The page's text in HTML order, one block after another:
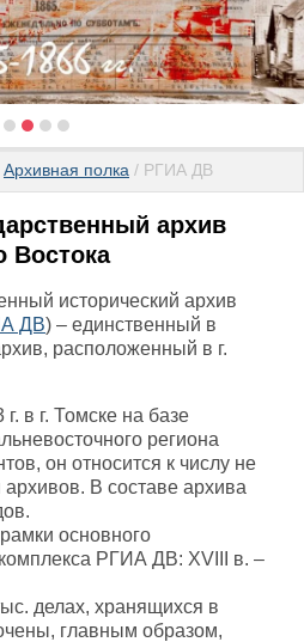
Архивная полка / РГИА ДВ
архив
Востока
исторический архив
ДВ) – единственный в
расположенный в г.
в г. Томске на базе
региона
он относится к числу не
В составе архива
основного
РГИА ДВ: XVIII в. –
делах, хранящихся в
главным образом,